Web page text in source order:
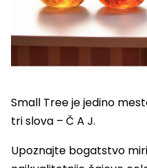
Small Tree je jedino
tri slova – Č A J.
Upoznajte bogatstvo